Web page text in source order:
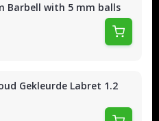
Barbell with 5 mm balls
Gekleurde Labret 1.2